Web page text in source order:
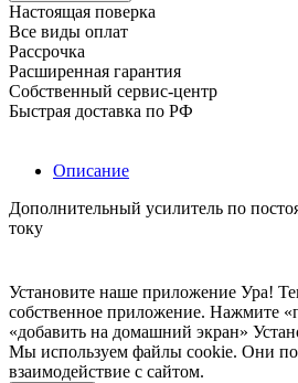
Настоящая поверка
Все виды оплат
Рассрочка
Расширенная гарантия
Собственный сервис-центр
Быстрая доставка по РФ
Описание
Дополнительный усилитель по
току
Установите наше приложение Ура!
собственное приложение. Нажмите
«добавить на домашний экран»
Мы используем файлы cookie. Они
взаимодействие с сайтом.